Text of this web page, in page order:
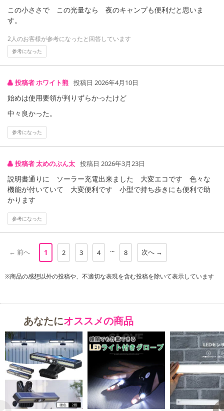
この小ささで この光量なら 夜のキャンプも便利だと思いま
す。
2人のお客様が参考になったと回答しています
参考になった
投稿者 ホワイト熊 投稿日 2026年4月10日
始めは使用要領が判りずらかったけど
中々良かった。
参考になった
投稿者 太めのぶん太 投稿日 2026年3月23日
説明書通りに ソーラー充電出来ました 大変エコです 色々な
機能が付いていて 大変便利です 小型で持ち歩きにも便利で助
かります
参考になった
← 前へ 1 2 3 4 ... 8 次へ →
※商品の感想以外の投稿や、不適切な表現を含む投稿を除いて表示しています
あなたにオススメの商品